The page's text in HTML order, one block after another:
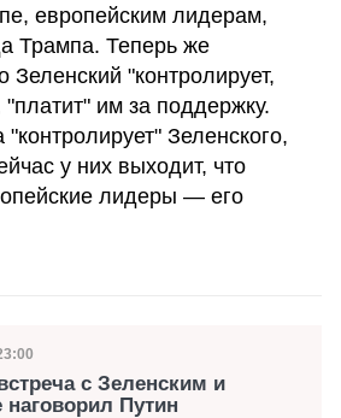
европейским лидерам,
Трампа. Теперь же
Зеленский "контролирует,
им за поддержку.
Зеленского,
у них выходит, что
лидеры — его
с Зеленским и
Путин